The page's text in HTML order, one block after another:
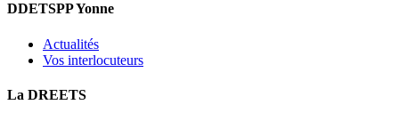
DDETSPP Yonne
Actualités
Vos interlocuteurs
La DREETS